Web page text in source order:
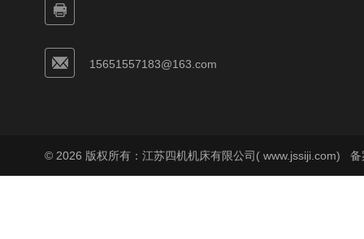
15651557183@163.com
© 2026 版权所有：江苏四机机床有限公司( www.jssiji.com) 备